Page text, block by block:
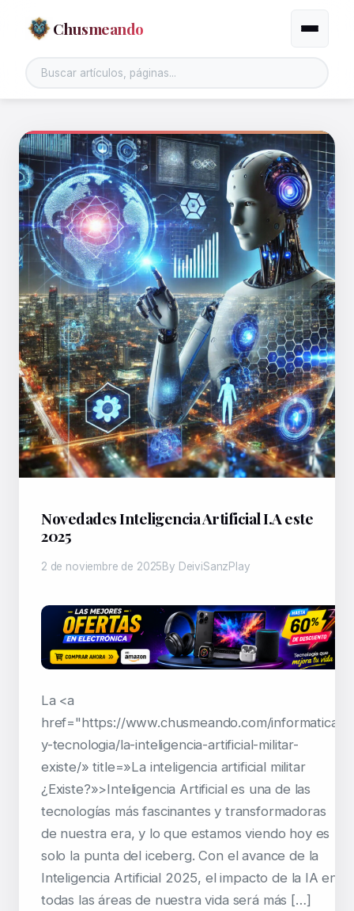
Chusmeando Alternar
Novedades Inteligencia Artificial I.A este
2025
2 de noviembre de 2025By DeiviSanzPlay
La <a
href="https://www.chusmeando.com/informatica-
y-tecnologia/la-inteligencia-artificial-militar-
existe/» title=»La inteligencia artificial militar
¿Existe?»>Inteligencia Artificial es una de las
tecnologías más fascinantes y transformadoras
de nuestra era, y lo que estamos viendo hoy es
solo la punta del iceberg. Con el avance de la
Inteligencia Artificial 2025, el impacto de la IA en
todas las áreas de nuestra vida será más […]